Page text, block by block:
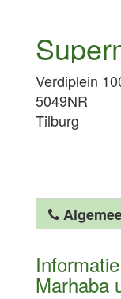
Verdiplein
5049NR
Tilburg
Marhaba